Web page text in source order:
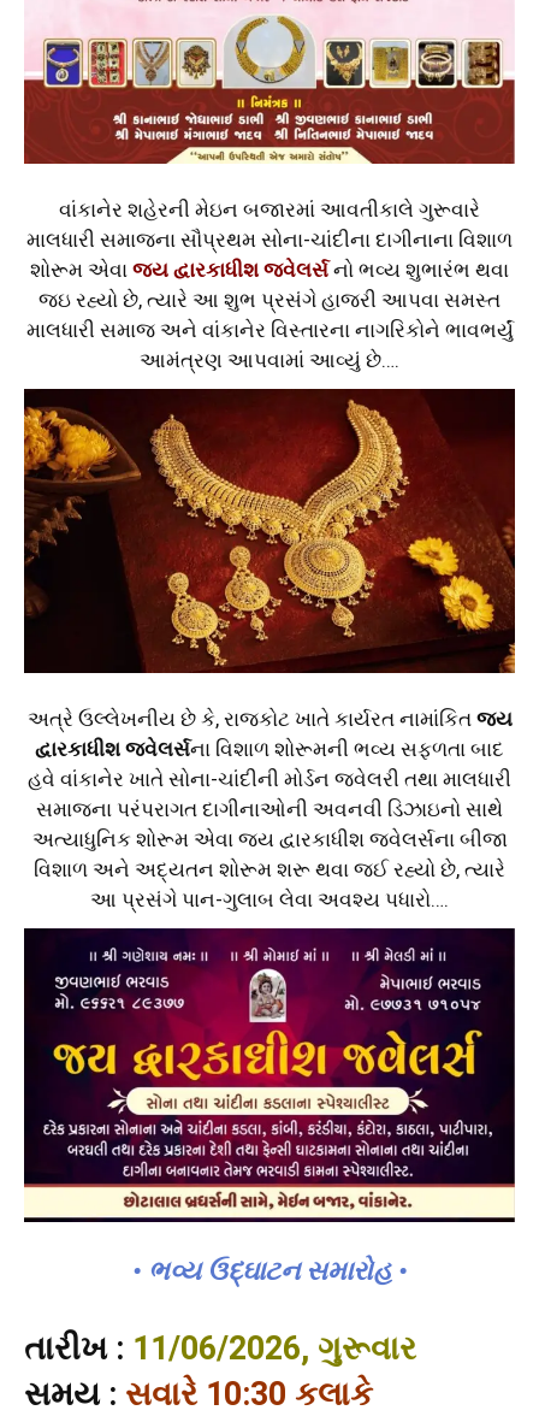
વાંકાનેર શહેરની મેઇન બજારમાં આવતીકાલે ગુરૂવારે
માલધારી સમાજના સૌપ્રથમ સોના-ચાંદીના દાગીનાના વિશાળ
શોરૂમ એવા જય દ્વારકાધીશ જ્વેલર્સનો ભવ્ય શુભારંભ થવા
જઇ રહ્યો છે, ત્યારે આ શુભ પ્રસંગે હાજરી આપવા સમસ્ત
માલધારી સમાજ અને વાંકાનેર વિસ્તારના નાગરિકોને ભાવભર્યું
આમંત્રણ આપવામાં આવ્યું છે….
અત્રે ઉલ્લેખનીય છે કે, રાજકોટ ખાતે કાર્યરત નામાંકિત જય
દ્વારકાધીશ જ્વેલર્સના વિશાળ શોરૂમની ભવ્ય સફળતા બાદ
હવે વાંકાનેર ખાતે સોના-ચાંદીની મોર્ડન જ્વેલરી તથા માલધારી
સમાજના પરંપરાગત દાગીનાઓની અવનવી ડિઝાઇનો સાથે
અત્યાધુનિક શોરૂમ એવા જય દ્વારકાધીશ જ્વેલર્સના બીજા
વિશાળ અને અદ્યતન શોરૂમ શરૂ થવા જઈ રહ્યો છે, ત્યારે
આ પ્રસંગે પાન-ગુલાબ લેવા અવશ્ય પધારો….
• ભવ્ય ઉદ્ઘાટન સમારોહ •
તારીખ : 11/06/2026, ગુરૂવાર
સમય : સવારે 10:30 કલાકે